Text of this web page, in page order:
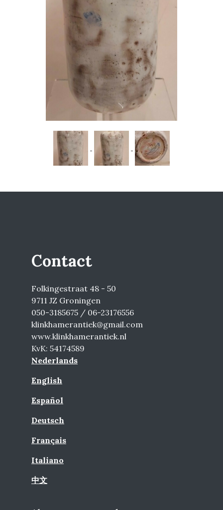
Contact
Folkingestraat 48 - 50
9711 JZ Groningen
050-3185675 / 06-23176556
klinkhamerantiek@gmail.com
www.klinkhamerantiek.nl
KvK: 54174589
Nederlands
English
Español
Deutsch
Français
Italiano
中文